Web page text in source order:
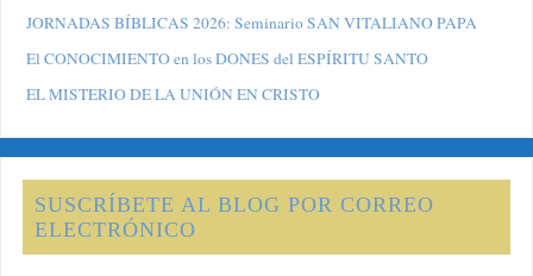
JORNADAS BÍBLICAS 2026: Seminario SAN VITALIANO PAPA
El CONOCIMIENTO en los DONES del ESPÍRITU SANTO
EL MISTERIO DE LA UNIÓN EN CRISTO
SUSCRÍBETE AL BLOG POR CORREO
ELECTRÓNICO